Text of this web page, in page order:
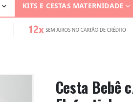
KITS E CESTAS MATERNIDADE
Cesta Bebê